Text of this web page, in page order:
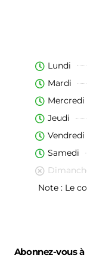
Lundi
Mardi
Mercredi
Jeudi
Vendredi
Samedi
Note : Le
Abonnez-vous à